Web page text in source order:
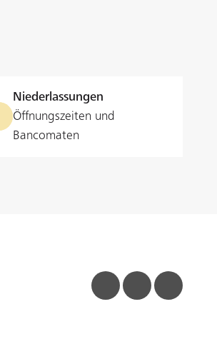
Niederlassungen
Öffnungszeiten und
Bancomaten